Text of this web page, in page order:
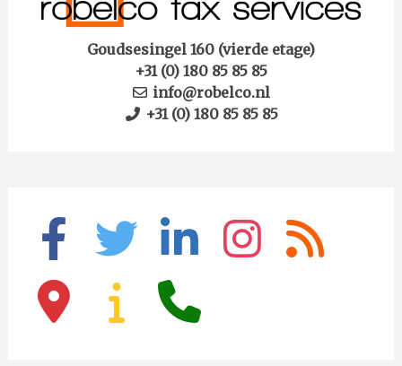
Goudsesingel 160 (vierde etage)
+31 (0) 180 85 85 85
info@robelco.nl
+31 (0) 180 85 85 85
facebook twitter linkedin instagram rss
map-
marker
info phone